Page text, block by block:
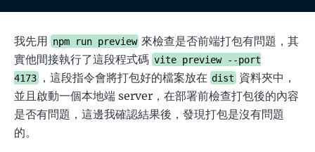
我先用 npm run preview 來檢查是否前端打包有問題，其
實他間接執行了這段程式碼 vite preview --port
4173，這段指令會將打包好的檔案放在 dist 資料夾中，
並且啟動一個本地端 server，在部署前檢查打包後的內容
是否有問題，這邊我確認結果後，發現打包是沒有問題
的。